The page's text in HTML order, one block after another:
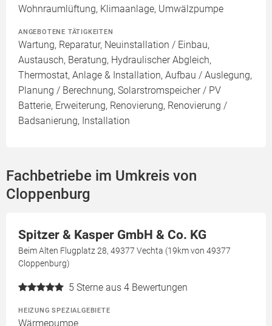
Wohnraumlüftung, Klimaanlage, Umwälzpumpe
ANGEBOTENE TÄTIGKEITEN
Wartung, Reparatur, Neuinstallation / Einbau,
Austausch, Beratung, Hydraulischer Abgleich,
Thermostat, Anlage & Installation, Aufbau / Auslegung,
Planung / Berechnung, Solarstromspeicher / PV
Batterie, Erweiterung, Renovierung, Renovierung /
Badsanierung, Installation
Fachbetriebe im Umkreis von
Cloppenburg
Spitzer & Kasper GmbH & Co. KG
Beim Alten Flugplatz 28, 49377 Vechta (19km von 49377
Cloppenburg)
5 Sterne aus 4 Bewertungen
HEIZUNG SPEZIALGEBIETE
Wärmepumpe